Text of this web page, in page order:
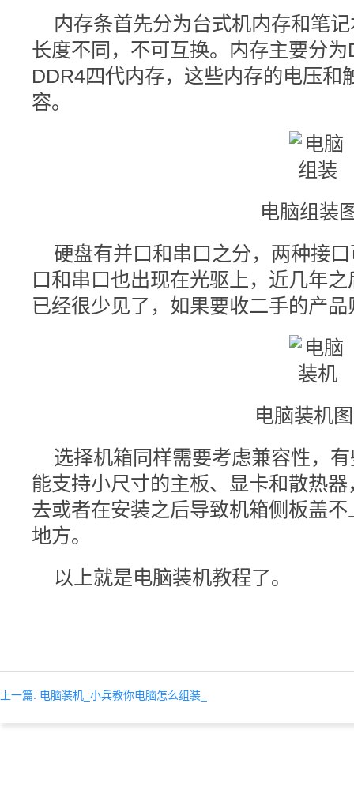
内存条首先分为台式机内存和笔
长度不同，不可互换。内存主要分
DDR4四代内存，这些内存的电压和
容。
电脑组装
硬盘有并口和串口之分，两种接
口和串口也出现在光驱上，近几年
已经很少见了，如果要收二手的产
电脑装机
选择机箱同样需要考虑兼容性，
能支持小尺寸的主板、显卡和散热
去或者在安装之后导致机箱侧板盖
地方。
以上就是电脑装机教程了。
上一篇: 电脑装机_小兵教你电脑怎么组装_